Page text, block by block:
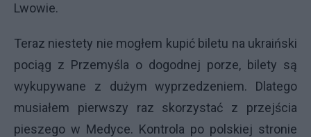
Lwowie.
Teraz niestety nie mogłem kupić biletu na ukraiński
pociąg z Przemyśla o dogodnej porze, bilety są
wykupywane z dużym wyprzedzeniem. Dlatego
musiałem pierwszy raz skorzystać z przejścia
pieszego w Medyce. Kontrola po polskiej stronie